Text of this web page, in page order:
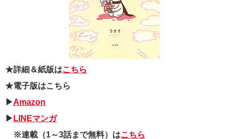
★詳細＆紙版はこちら
★電子版はこちら
▶Amazon
▶ LINEマンガ
※連載（1～3話まで無料）はこちら